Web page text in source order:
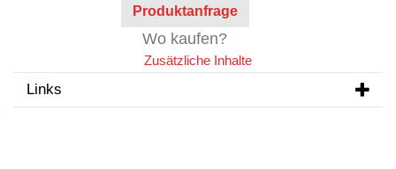
Produktanfrage
Wo kaufen?
Zusätzliche Inhalte
Links